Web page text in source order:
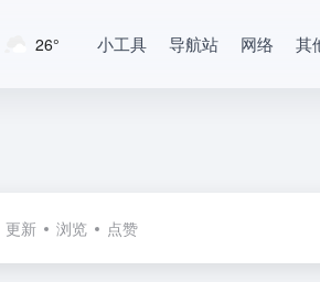
26° 小工具 导航站 网络 其
更新 浏览 点赞